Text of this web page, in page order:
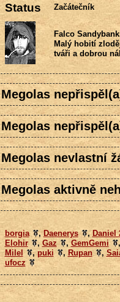
Status Začátečník
Falco
Malý hobití
tváři a dobrou
Megolas
Megolas
Megolas nevlastní
Megolas aktivně
borgia ,Daenerys , Daniel
Elohir
, Gaz , GemGemi
Milel
, puki , Rupan ,
ufocz